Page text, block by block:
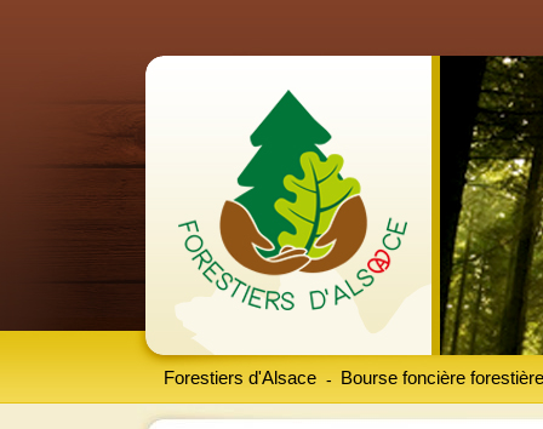
Forestiers d'Alsace Bourse foncière forestière
-